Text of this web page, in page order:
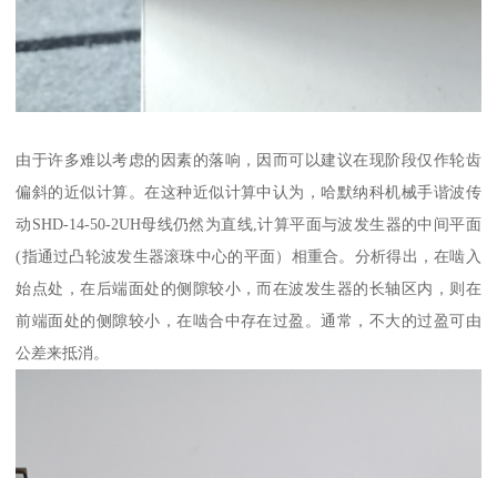
由于许多难以考虑的因素的落响，因而可以建议在现阶段仅作轮齿
偏斜的近似计算。在这种近似计算中认为，哈默纳科机械手谐波传
动SHD-14-50-2UH母线仍然为直线,计算平面与波发生器的中间平面
(指通过凸轮波发生器滚珠中心的平面）相重合。分析得出，在啮入
始点处，在后端面处的侧隙较小，而在波发生器的长轴区内，则在
前端面处的侧隙较小，在啮合中存在过盈。通常，不大的过盈可由
公差来抵消。